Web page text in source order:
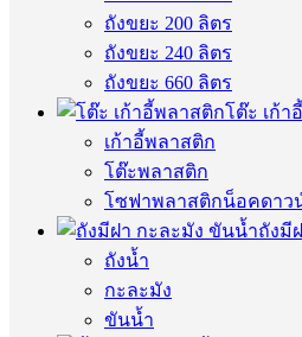
ถังขยะ 200 ลิตร
ถังขยะ 240 ลิตร
ถังขยะ 660 ลิตร
โต๊ะ เก้า
เก้าอี้พลาสติก
โต๊ะพลาสติก
โซฟาพลาสติกน็อคดาว
ถังมี
ถังน้ำ
กะละมัง
ขันน้ำ